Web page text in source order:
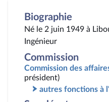
Biographie
Né le 2 juin 1949 à
Ingénieur
Commission
Commission des
président)
autres fonctions à